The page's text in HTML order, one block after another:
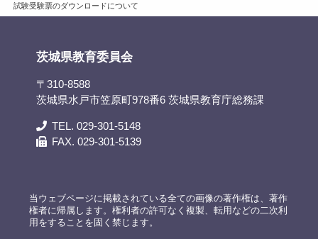
試験受験票のダウンロードについて
茨城県教育委員会
〒310-8588
茨城県水戸市笠原町978番6 茨城県教育庁総務課
TEL. 029-301-5148
FAX. 029-301-5139
当ウェブページに掲載されている全ての画像の著作権は、著作
権者に帰属します。権利者の許可なく複製、転用などの二次利
用をすることを固く禁じます。